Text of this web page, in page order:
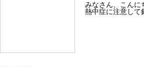
みなさん、こんに
熱中症に注意して